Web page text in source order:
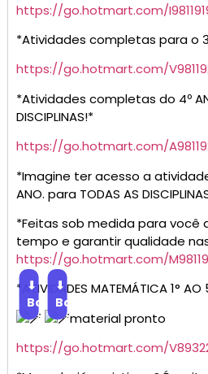
https://go.hotmart.com/
*Atividades completas para o
https://go.hotmart.com/
*Atividades completas do 4º
DISCIPLINAS!*
https://go.hotmart.com/
*Imagine ter acesso a
ANO. para TODAS AS
*Feitas sob medida para você
tempo e garantir qualidade
https://go.hotmart.com/
*ATIVIDADES MATEMÁTICA 1°
⬇
Baixar
⬇
Baixar
material pronto
https://go.hotmart.com/